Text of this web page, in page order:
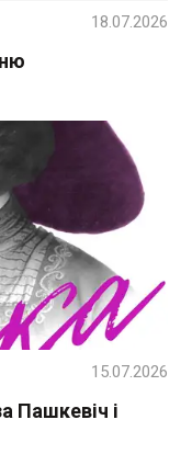
18.07.2026
Пашкевіч і
15.07.2026